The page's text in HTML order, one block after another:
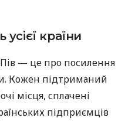
усієї країни
— це про посилення
Кожен підтриманий
місця, сплачені
підприємців